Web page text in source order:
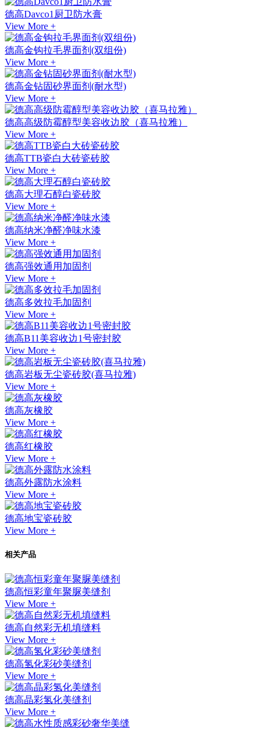
德高Davco1厨卫防水膏
View More +
德高金钩拉毛界面剂(双组份)
View More +
德高金钻固砂界面剂(耐水型)
View More +
德高高级防霉醇型美容收边胶（喜马拉雅）
View More +
德高TTB瓷白大砖瓷砖胶
View More +
德高大理石醇白瓷砖胶
View More +
德高纳米净醛净味水漆
View More +
德高强效通用加固剂
View More +
德高多效拉毛加固剂
View More +
德高B11美容收边1号密封胶
View More +
德高岩板无尘瓷砖胶(喜马拉雅)
View More +
德高灰橡胶
View More +
德高红橡胶
View More +
德高外露防水涂料
View More +
德高地宝瓷砖胶
View More +
相关产品
德高恒彩童年聚脲美缝剂
View More +
德高自然彩无机填缝料
View More +
德高氢化彩砂美缝剂
View More +
德高晶彩氢化美缝剂
View More +